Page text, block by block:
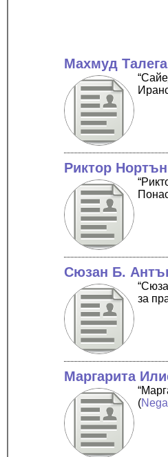
Махмуд
Риктор Нортън
Сюзан Б.
за
Маргарита
(